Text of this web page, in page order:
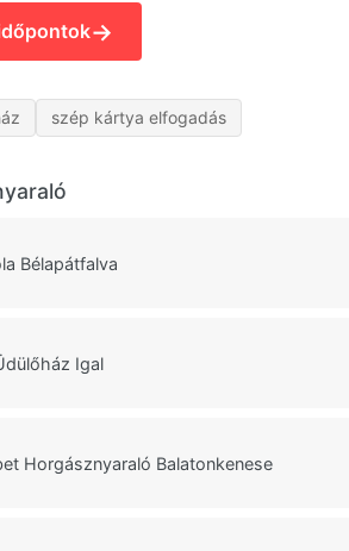
→
szép kártya elfogadás
Bélapátfalva
Igal
Horgásznyaraló Balatonkenese